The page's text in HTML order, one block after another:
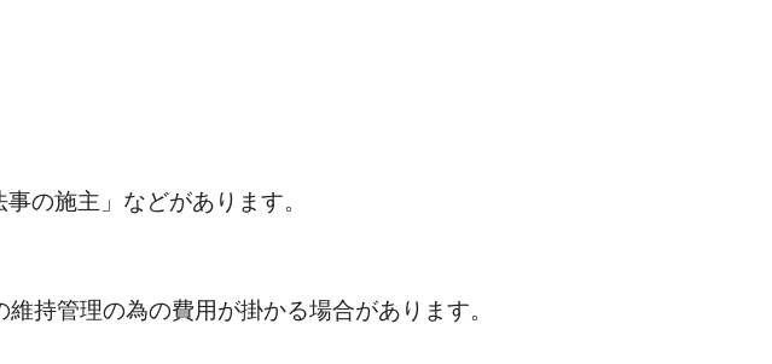
事の施主」などがあります。
持管理の為の費用が掛かる場合があります。